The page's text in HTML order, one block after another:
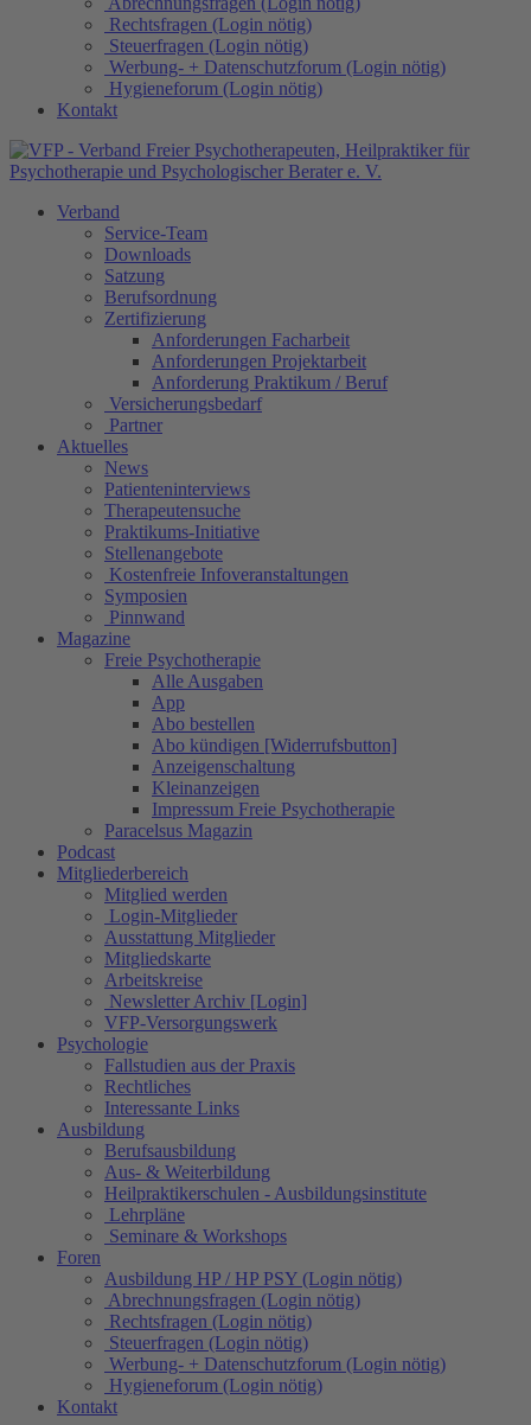
Rechtsfragen (Login nötig)
Steuerfragen (Login nötig)
Werbung- + Datenschutzforum (Login nötig)
Hygieneforum (Login nötig)
Kontakt
Verband
Service-Team
Downloads
Satzung
Berufsordnung
Zertifizierung
Anforderungen Facharbeit
Anforderungen Projektarbeit
Anforderung Praktikum / Beruf
Versicherungsbedarf
Partner
Aktuelles
News
Patienteninterviews
Therapeutensuche
Praktikums-Initiative
Stellenangebote
Kostenfreie Infoveranstaltungen
Symposien
Pinnwand
Magazine
Freie Psychotherapie
Alle Ausgaben
App
Abo bestellen
Abo kündigen [Widerrufsbutton]
Anzeigenschaltung
Kleinanzeigen
Impressum Freie Psychotherapie
Paracelsus Magazin
Podcast
Mitgliederbereich
Mitglied werden
Login-Mitglieder
Ausstattung Mitglieder
Mitgliedskarte
Arbeitskreise
Newsletter Archiv [Login]
VFP-Versorgungswerk
Psychologie
Fallstudien aus der Praxis
Rechtliches
Interessante Links
Ausbildung
Berufsausbildung
Aus- & Weiterbildung
Heilpraktikerschulen - Ausbildungsinstitute
Lehrpläne
Seminare & Workshops
Foren
Ausbildung HP / HP PSY (Login nötig)
Abrechnungsfragen (Login nötig)
Rechtsfragen (Login nötig)
Steuerfragen (Login nötig)
Werbung- + Datenschutzforum (Login nötig)
Hygieneforum (Login nötig)
Kontakt